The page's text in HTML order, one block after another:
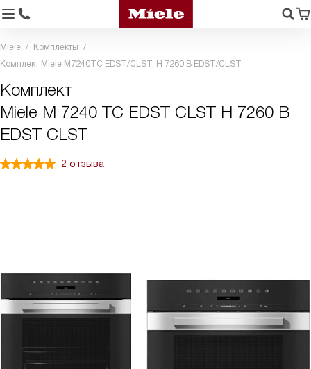
Miele
Комплекты
Комплект Miele M7240TC EDST/CLST, H 7260 B EDST/CLST
Комплект
Miele M 7240 TC EDST CLST H 7260 B
EDST CLST
2 отзыва